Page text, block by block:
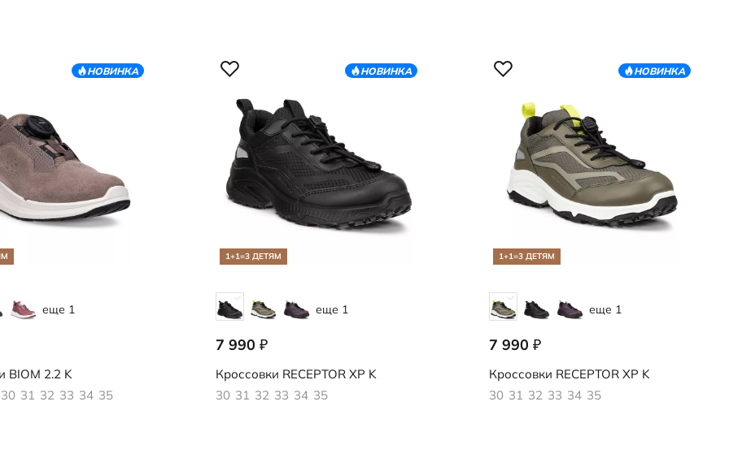
НОВИНКА
еще 1
BIOM 2.2 K
30 31 32 33 34 35
НОВИНКА
1+1=3 ДЕТЯМ
еще 1
7 990 ₽
724772/51094
Кроссовки RECEPTOR XP K
30 31 32 33 34 35
НОВИНКА
1+1=3 ДЕТЯМ
еще 1
7 990 ₽
724772/61819
Кроссовки RECEPTOR XP K
30 31 32 33 34 35